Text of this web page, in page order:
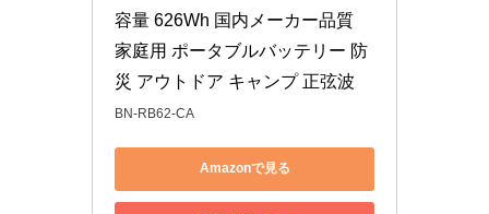
容量 626Wh 国内メーカー品質
家庭用 ポータブルバッテリー 防
災 アウトドア キャンプ 正弦波
BN-RB62-CA
Amazonで見る